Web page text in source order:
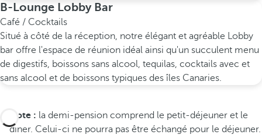
B-Lounge Lobby Bar
Café / Cocktails
Situé à côté de la réception, notre élégant et agréable Lobby
bar offre l'espace de réunion idéal ainsi qu'un succulent menu
de digestifs, boissons sans alcool, tequilas, cocktails avec et
sans alcool et de boissons typiques des îles Canaries.
Note : la demi-pension comprend le petit-déjeuner et le
dîner. Celui-ci ne pourra pas être échangé pour le déjeuner.